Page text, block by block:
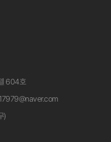
604호
)